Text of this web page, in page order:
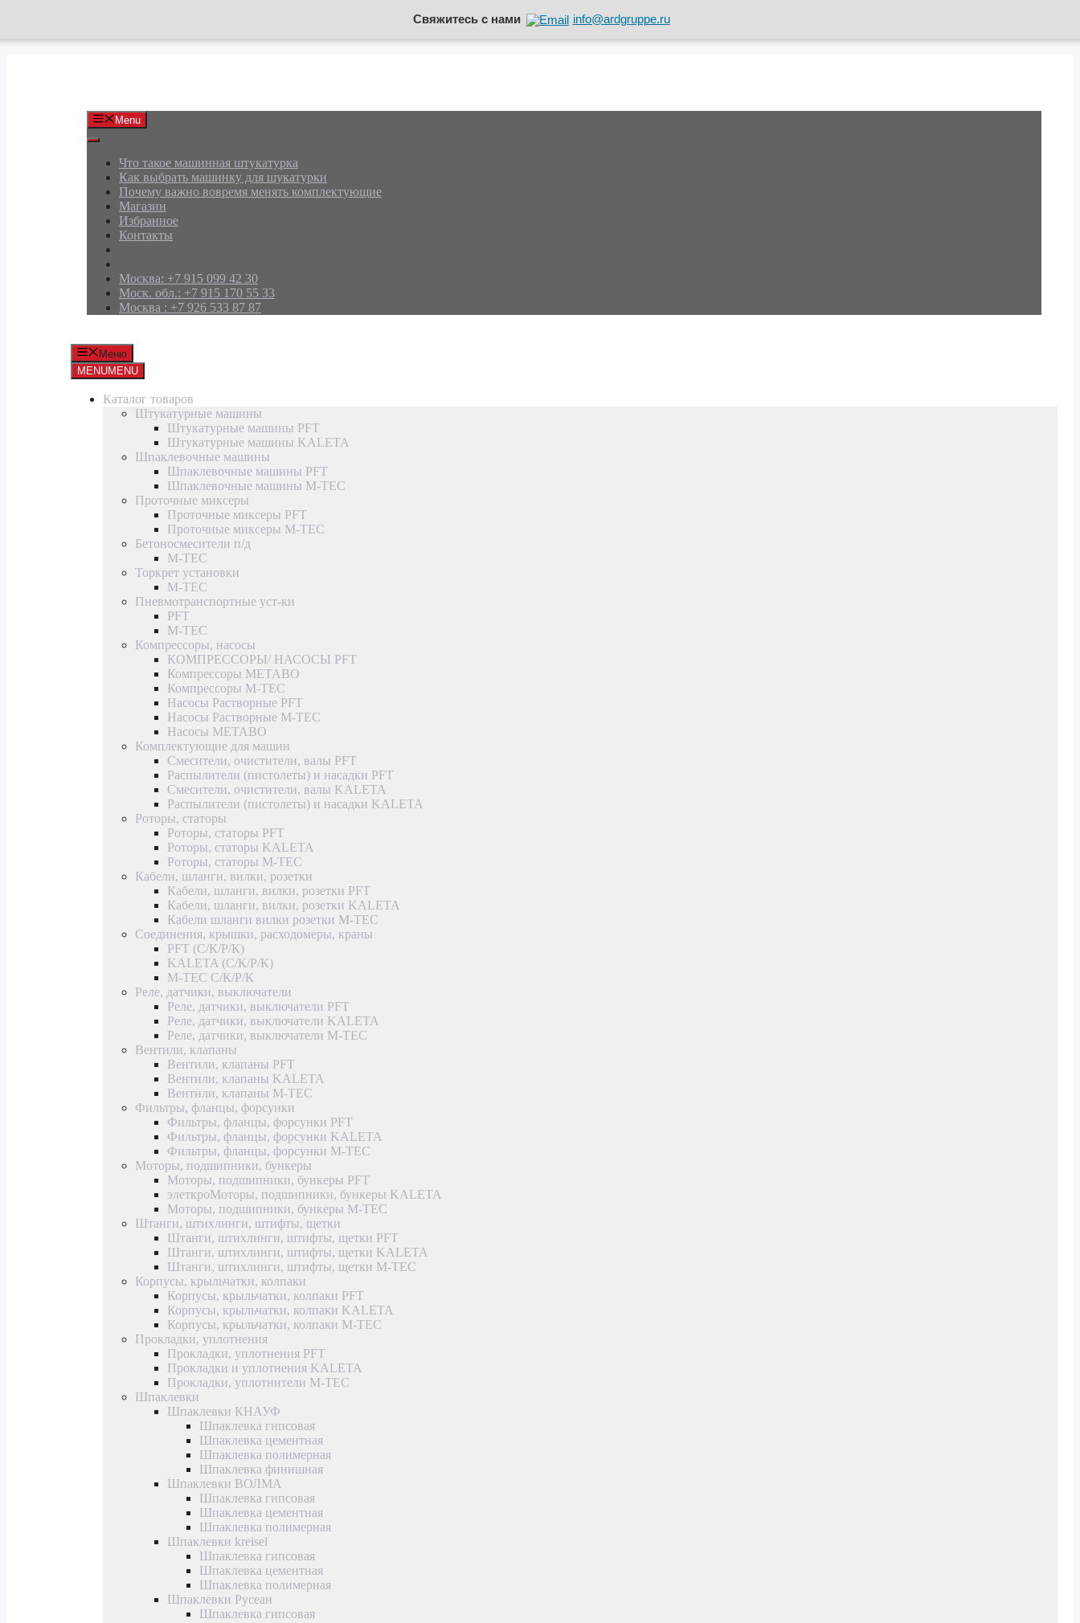
Свяжитесь с нами info@ardgruppe.ru
Menu
Что такое машинная штукатурка
Как выбрать машинку для шукатурки
Почему важно вовремя менять комплектующие
Магазин
Избранное
Контакты
Москва: +7 915 099 42 30
Моск. обл.: +7 915 170 55 33
Москва : +7 926 533 87 87
Меню
MENUMENU
Каталог товаров
Штукатурные машины
Штукатурные машины PFT
Штукатурные машины KALETA
Шпаклевочные машины
Шпаклевочные машины PFT
Шпаклевочные машины M-TEC
Проточные миксеры
Проточные миксеры PFT
Проточные миксеры M-TEC
Бетоносмесители п/д
M-TEC
Торкрет установки
M-TEC
Пневмотранспортные уст-ки
PFT
M-TEC
Компрессоры, насосы
КОМПРЕССОРЫ/ НАСОСЫ PFT
Компрессоры METABO
Компрессоры M-TEC
Насосы Растворные PFT
Насосы Растворные M-TEC
Насосы METABO
Комплектующие для машин
Смесители, очистители, валы PFT
Распылители (пистолеты) и насадки PFT
Смесители, очистители, валы KALETA
Распылители (пистолеты) и насадки KALETA
Роторы, статоры
Роторы, статоры PFT
Роторы, статоры KALETA
Роторы, статоры M-TEC
Кабели, шланги, вилки, розетки
Кабели, шланги, вилки, розетки PFT
Кабели, шланги, вилки, розетки KALETA
Кабели шланги вилки розетки M-TEC
Соединения, крышки, расходомеры, краны
PFT (С/К/Р/К)
KALETA (С/К/Р/К)
M-TEC С/К/Р/К
Реле, датчики, выключатели
Реле, датчики, выключатели PFT
Реле, датчики, выключатели KALETA
Реле, датчики, выключатели M-TEC
Вентили, клапаны
Вентили, клапаны PFT
Вентили, клапаны KALETA
Вентили, клапаны M-TEC
Фильтры, фланцы, форсунки
Фильтры, фланцы, форсунки PFT
Фильтры, фланцы, форсунки KALETA
Фильтры, фланцы, форсунки M-TEC
Моторы, подшипники, бункеры
Моторы, подшипники, бункеры PFT
элеткроМоторы, подшипники, бункеры KALETA
Моторы, подшипники, бункеры M-TEC
Штанги, штихлинги, штифты, щетки
Штанги, штихлинги, штифты, щетки PFT
Штанги, штихлинги, штифты, щетки KALETA
Штанги, штихлинги, штифты, щетки M-TEC
Корпусы, крыльчатки, колпаки
Корпусы, крыльчатки, колпаки PFT
Корпусы, крыльчатки, колпаки KALETA
Корпусы, крыльчатки, колпаки M-TEC
Прокладки, уплотнения
Прокладки, уплотнения PFT
Прокладки и уплотнения KALETA
Прокладки, уплотнители M-TEC
Шпаклевки
Шпаклевки КНАУФ
Шпаклевка гипсовая
Шпаклевка цементная
Шпаклевка полимерная
Шпаклевка финишная
Шпаклевки ВОЛМА
Шпаклевка гипсовая
Шпаклевка цементная
Шпаклевка полимерная
Шпаклевки kreisel
Шпаклевка гипсовая
Шпаклевка цементная
Шпаклевка полимерная
Шпаклевки Русеан
Шпаклевка гипсовая